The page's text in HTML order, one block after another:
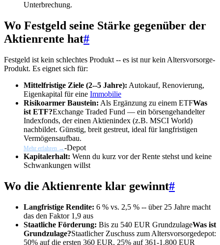
Unterbrechung.
Wo Festgeld seine Stärke gegenüber der
Aktienrente hat#
Festgeld ist kein schlechtes Produkt -- es ist nur kein Altersvorsorge-
Produkt. Es eignet sich für:
Mittelfristige Ziele (2--5 Jahre): Autokauf, Renovierung,
Eigenkapital für eine Immobilie
Risikoarmer Baustein: Als Ergänzung zu einem ETFWas
ist ETF?Exchange Traded Fund — ein börsengehandelter
Indexfonds, der einen Aktienindex (z.B. MSCI World)
nachbildet. Günstig, breit gestreut, ideal für langfristigen
Vermögensaufbau.
Mehr erfahren →-Depot
Kapitalerhalt: Wenn du kurz vor der Rente stehst und keine
Schwankungen willst
Wo die Aktienrente klar gewinnt#
Langfristige Rendite: 6 % vs. 2,5 % -- über 25 Jahre macht
das den Faktor 1,9 aus
Staatliche Förderung: Bis zu 540 EUR GrundzulageWas ist
Grundzulage?Staatlicher Zuschuss zum Altersvorsorgedepot:
50% auf die ersten 360 EUR, 25% auf 361-1.800 EUR